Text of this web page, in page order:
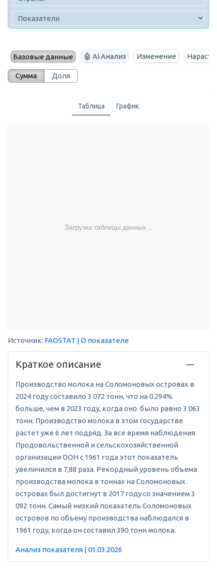
Базовые данные 🤖 AI Анализ Изменение
Сумма Доля
Таблица График
Загрузка таблицы данных...
Источник: FAOSTAT | О показателе
Краткое описание
Производство молока на Соломоновых островах в
2024 году составило 3 072 тонн, что на 0.294%
больше, чем в 2023 году, когда оно было равно 3 063
тонн. Производство молока в этом государстве
растет уже 6 лет подряд. За все время наблюдения
Продовольственной и сельскохозяйственной
организации ООН с 1961 года этот показатель
увеличился в 7,88 раза. Рекордный уровень объема
производства молока в тоннах на Соломоновых
островах был достигнут в 2017 году со значением 3
092 тонн. Самый низкий показатель Соломоновых
островов по объему производства наблюдался в
1961 году, когда он составил 390 тонн молока.
Анализ показателя | 01.03.2026